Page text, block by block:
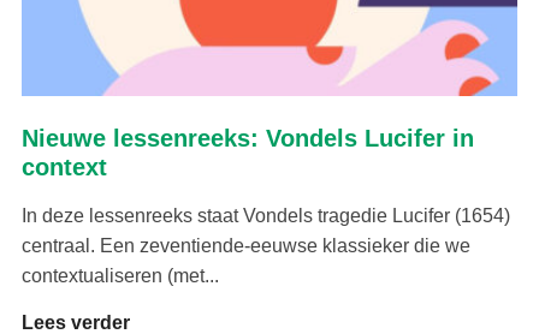
Nieuwe lessenreeks: Vondels Lucifer in
context
In deze lessenreeks staat Vondels tragedie Lucifer (1654)
centraal. Een zeventiende-eeuwse klassieker die we
contextualiseren (met...
Lees verder